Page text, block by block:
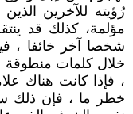
رُؤيته للآخرين
مؤلمة، كذلك قد
شخصا آخر خائفا ،
خلال كلمات منطوقة
، فإذا كانت هناك
خطر ما ، فإن ذلك